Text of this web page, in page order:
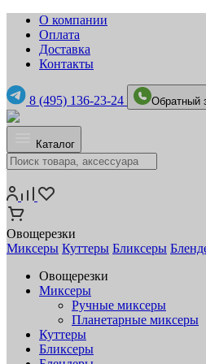
О компании
Оплата
Доставка
Контакты
8 (495) 136-23-24 Обратный
Каталог
Овощерезки
Миксеры Куттеры Бликсеры
Овощерезки
Миксеры
Ручные миксеры
Планетарные миксеры
Куттеры
Бликсеры